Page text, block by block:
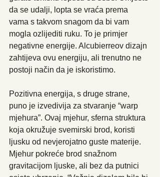
da se udalji, lopta se vraća prema
vama s takvom snagom da bi vam
mogla ozlijediti ruku. To je primjer
negativne energije. Alcubierreov dizajn
zahtijeva ovu energiju, ali trenutno ne
postoji način da je iskoristimo.
Pozitivna energija, s druge strane,
puno je izvedivija za stvaranje “warp
mjehura”. Ovaj mjehur, sferna struktura
koja okružuje svemirski brod, koristi
ljusku od nevjerojatno guste materije.
Mjehur pokreće brod snažnom
gravitacijom ljuske, ali bez da putnici